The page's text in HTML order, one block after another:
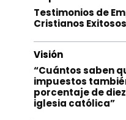
Testimonios de
Cristianos Exitosos
Visión
“Cuántos saben
impuestos
porcentaje de
iglesia católica”